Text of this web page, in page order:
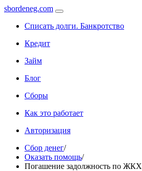
sbordeneg.com
Списать долги. Банкротство
Кредит
Займ
Блог
Сборы
Как это работает
Авторизация
Сбор денег/
Оказать помощь/
Погашение задолжность по ЖКХ